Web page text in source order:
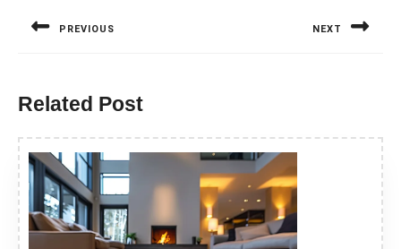
PREVIOUS NEXT
Related Post